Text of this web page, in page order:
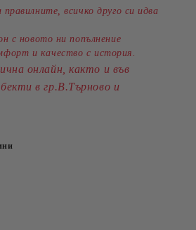
всичко друго си идва
с новото ни попълнение
и качество с история.
онлайн, както и във
в гр.В.Търново и